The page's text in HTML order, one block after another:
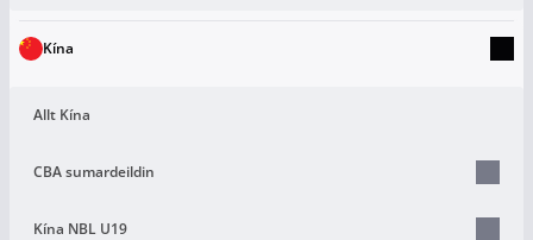
Kína
Allt Kína
CBA sumardeildin
Kína NBL U19